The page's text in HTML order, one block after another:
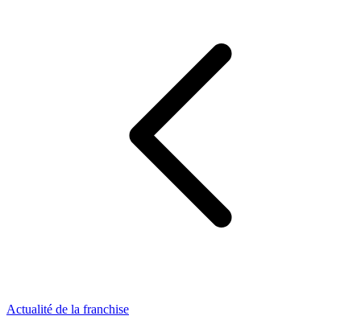
Actualité de la franchise